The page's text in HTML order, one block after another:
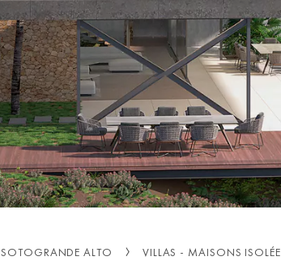
SOTOGRANDE ALTO VILLAS - MAISONS ISOLÉE